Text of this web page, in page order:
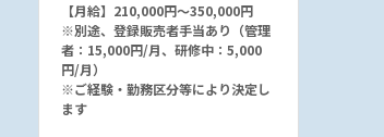
【月給】210,000円～350,000円
※別途、登録販売者手当あり（管理
者：15,000円/月、研修中：5,000
円/月）
※ご経験・勤務区分等により決定し
ます